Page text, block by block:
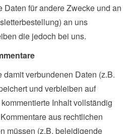
für andere Zwecke und an
an uns
die jedoch bei uns.
verbundenen Daten (z.B.
und verbleiben auf
Inhalt vollständig
aus rechtlichen
müssen (z.B. beleidigende